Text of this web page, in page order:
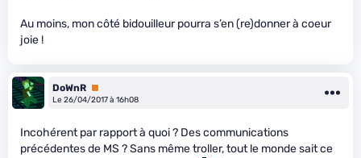
Au moins, mon côté bidouilleur pourra s’en (re)donner à coeur
joie !
DoWnR Premium
Le 26/04/2017 à 16h08
Incohérent par rapport à quoi ? Des communications
précédentes de MS ? Sans même troller, tout le monde sait ce